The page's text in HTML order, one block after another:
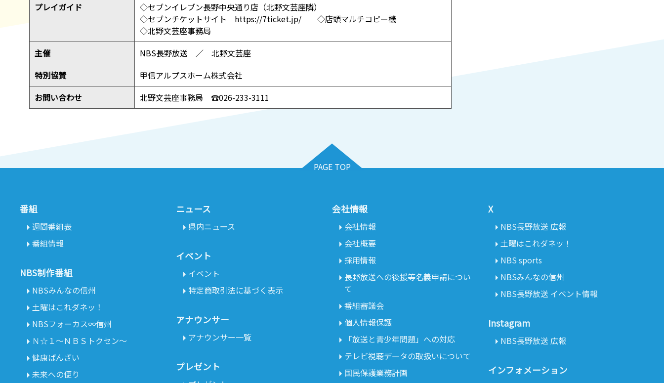
プレイガイド
◇セブンイレブン長野中央通り店（北野文芸座隣）
◇セブンチケットサイト https://7ticket.jp/ ◇店頭マルチコピー機
◇北野文芸座事務局
主催
NBS長野放送 ／ 北野文芸座
特別協賛
甲信アルプスホーム株式会社
お問い合わせ
北野文芸座事務局 ☎026-233-3111
PAGE TOP
番組
週間番組表
番組情報
NBS制作番組
NBSみんなの信州
土曜はこれダネッ！
NBSフォーカス∞信州
Ｎ☆１～ＮＢＳトクセン～
健康ばんざい
未来への便り
ニュース
県内ニュース
イベント
イベント
特定商取引法に基づく表示
アナウンサー
アナウンサー一覧
プレゼント
会社情報
会社情報
会社概要
採用情報
長野放送への後援等名義申請につい
て
番組審議会
個人情報保護
「放送と青少年問題」への対応
テレビ視聴データの取扱いについて
国民保護業務計画
X
NBS長野放送 広報
土曜はこれダネッ！
NBS sports
NBSみんなの信州
NBS長野放送 イベント情報
Instagram
NBS長野放送 広報
インフォメーション